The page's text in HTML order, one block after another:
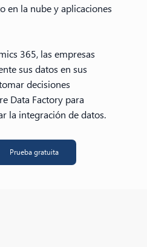
en la nube y aplicaciones
365, las empresas
sus datos en sus
decisiones
Data Factory para
la integración de datos.
Prueba gratuita